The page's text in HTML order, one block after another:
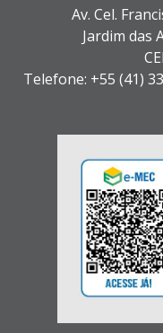
Av. Cel.
Jardim das
Telefone: +55 (41)